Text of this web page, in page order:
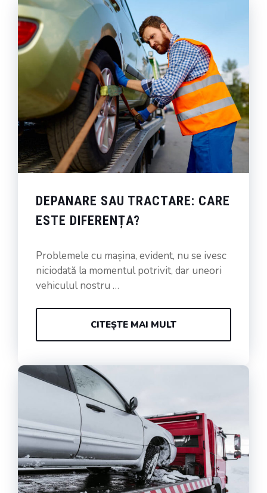
DEPANARE SAU TRACTARE: CARE
ESTE DIFERENȚA?
Problemele cu mașina, evident, nu se ivesc
niciodată la momentul potrivit, dar uneori
vehiculul nostru …
CITEȘTE MAI MULT